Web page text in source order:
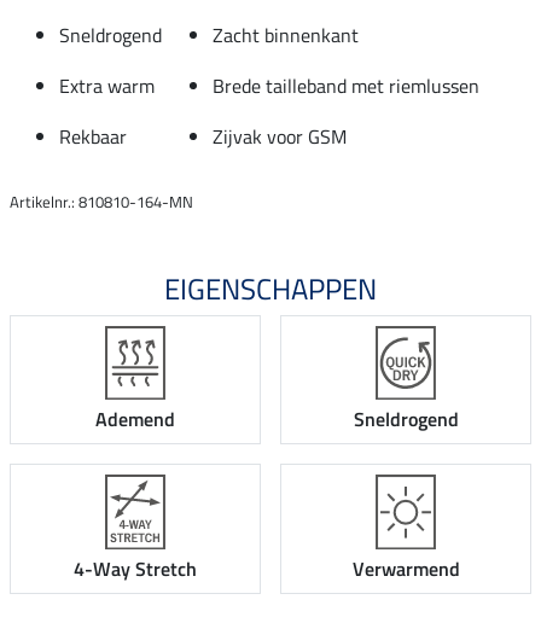
Sneldrogend
Zacht binnenkant
Extra warm
Brede tailleband met riemlussen
Rekbaar
Zijvak voor GSM
Artikelnr.: 810810-164-MN
EIGENSCHAPPEN
Ademend Sneldrogend
4-Way Stretch Verwarmend